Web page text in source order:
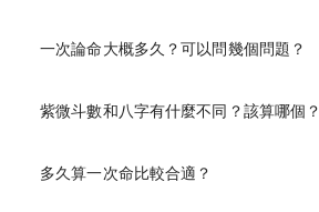
一次論命大概多久？可以問幾個問題？
紫微斗數和八字有什麼不同？該算哪個？
多久算一次命比較合適？